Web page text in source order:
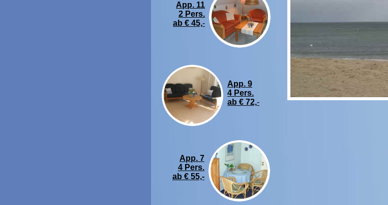
App. 11
2 Pers.
ab € 45,-
App. 9
4 Pers.
ab € 72,-
App. 7
4 Pers.
ab € 55,-